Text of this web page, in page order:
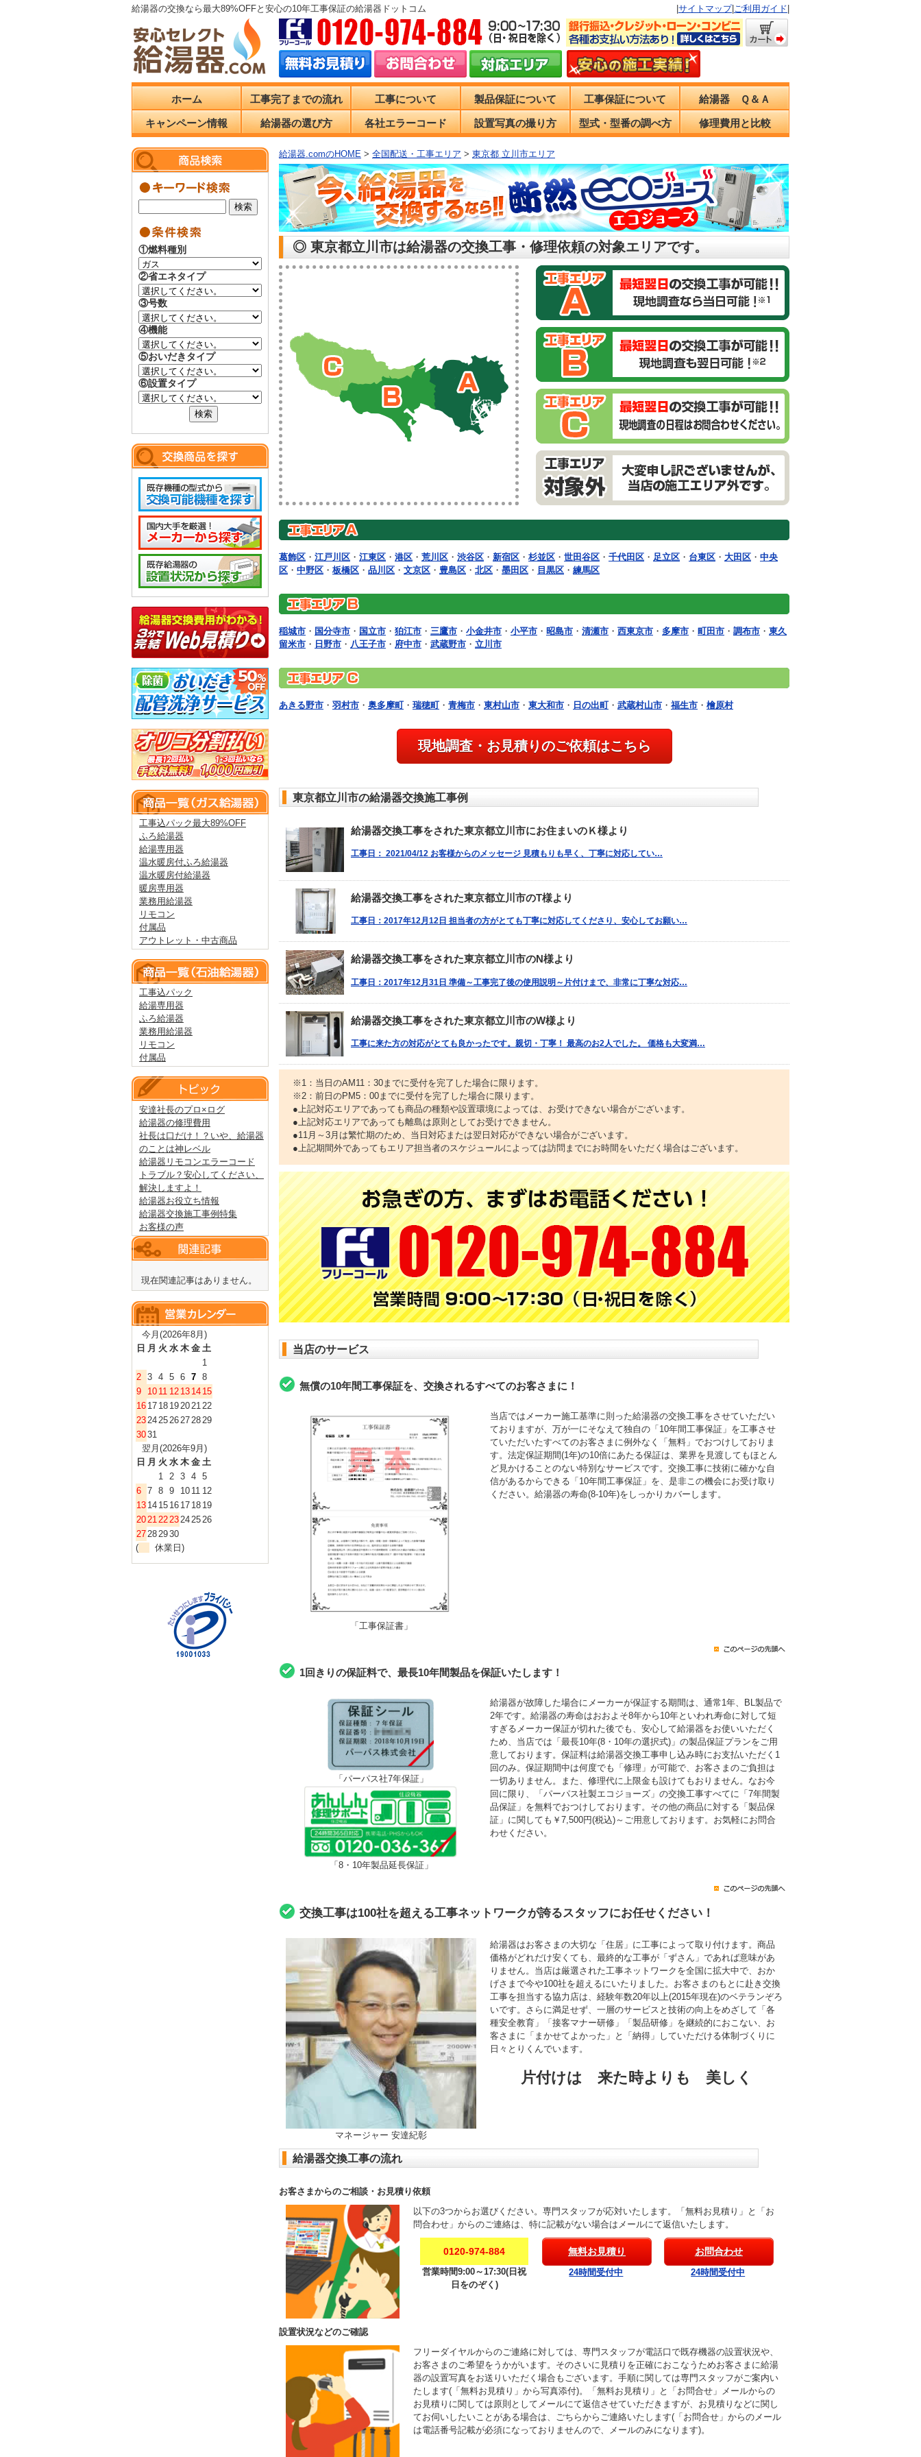
給湯器の交換なら最大89%OFFと安心の10年工事保証の給湯器ドットコム サイトマップ| ご利用ガイド
ホーム 工事完了までの流れ 工事について 製品保証について 工事保証について 給湯器 Ｑ＆Ａ
キャンペーン情報 給湯器の選び方 各社エラーコード 設置写真の撮り方 型式・型番の調べ方 修理費用と比較
給湯器.comのHOME > 全国配送・工事エリア > 東京都 立川市エリア
◎ 東京都立川市は給湯器の交換工事・修理依頼の対象エリアです。
葛飾区 ・ 江戸川区 ・ 江東区 ・ 港区 ・ 荒川区 ・ 渋谷区 ・ 新宿区 ・ 杉並区 ・ 世田谷区 ・ 千代田区 ・ 足立区 ・ 台東区 ・ 大田区 ・ 中央
区 ・ 中野区 ・ 板橋区 ・ 品川区 ・ 文京区 ・ 豊島区 ・ 北区 ・ 墨田区 ・ 目黒区 ・ 練馬区
稲城市 ・ 国分寺市 ・ 国立市 ・ 狛江市 ・ 三鷹市 ・ 小金井市 ・ 小平市 ・ 昭島市 ・ 清瀬市 ・ 西東京市 ・ 多摩市 ・ 町田市 ・ 調布市 ・ 東久
留米市 ・ 日野市 ・ 八王子市 ・ 府中市 ・ 武蔵野市 ・ 立川市
あきる野市 ・ 羽村市 ・ 奥多摩町・ 瑞穂町・ 青梅市 ・ 東村山市 ・ 東大和市 ・ 日の出町・ 武蔵村山市 ・ 福生市 ・ 檜原村
現地調査・お見積りのご依頼はこちら
東京都立川市の給湯器交換施工事例
給湯器交換工事をされた東京都立川市にお住まいのＫ様より
工事日： 2021/04/12 お客様からのメッセージ 見積もりも早く、丁寧に対応してい…
給湯器交換工事をされた東京都立川市のT様より
工事日：2017年12月12日 担当者の方がとても丁寧に対応してくださり、安心してお願い…
給湯器交換工事をされた東京都立川市のN様より
工事日：2017年12月31日 準備～工事完了後の使用説明～片付けまで、非常に丁寧な対応…
給湯器交換工事をされた東京都立川市のW様より
工事に来た方の対応がとても良かったです。親切・丁寧！ 最高のお2人でした。 価格も大変満…
※1：当日のAM11：30までに受付を完了した場合に限ります。
※2：前日のPM5：00までに受付を完了した場合に限ります。
●上記対応エリアであっても商品の種類や設置環境によっては、お受けできない場合がございます。
●上記対応エリアであっても離島は原則としてお受けできません。
●11月～3月は繁忙期のため、当日対応または翌日対応ができない場合がございます。
●上記期間外であってもエリア担当者のスケジュールによっては訪問までにお時間をいただく場合はございます。
当店のサービス
無償の10年間工事保証を、交換されるすべてのお客さまに！
「工事保証書」
当店ではメーカー施工基準に則った給湯器の交換工事をさせていただい
ておりますが、万が一にそなえて独自の「10年間工事保証」を工事させ
ていただいたすべてのお客さまに例外なく「無料」でおつけしておりま
す。法定保証期間(1年)の10倍にあたる保証は、業界を見渡してもほとん
ど見かけることのない特別なサービスです。交換工事に技術に確かな自
信があるからできる「10年間工事保証」を、是非この機会にお受け取り
ください。給湯器の寿命(8-10年)をしっかりカバーします。
1回きりの保証料で、最長10年間製品を保証いたします！
「パーパス社7年保証」
「8・10年製品延長保証」
給湯器が故障した場合にメーカーが保証する期間は、通常1年、BL製品で
2年です。給湯器の寿命はおおよそ8年から10年といわれ寿命に対して短
すぎるメーカー保証が切れた後でも、安心して給湯器をお使いいただく
ため、当店では「最長10年(8・10年の選択式)」の製品保証プランをご用
意しております。保証料は給湯器交換工事申し込み時にお支払いただく1
回のみ。保証期間中は何度でも「修理」が可能で、お客さまのご負担は
一切ありません。また、修理代に上限金も設けてもおりません。なお今
回に限り、「パーパス社製エコジョーズ」の交換工事すべてに「7年間製
品保証」を無料でおつけしております。その他の商品に対する「製品保
証」に関しても￥7,500円(税込)～ご用意しております。お気軽にお問合
わせください。
交換工事は100社を超える工事ネットワークが誇るスタッフにお任せください！
マネージャー 安達紀彰
給湯器はお客さまの大切な「住居」に工事によって取り付けます。商品
価格がどれだけ安くても、最終的な工事が「ずさん」であれば意味があ
りません。当店は厳選された工事ネットワークを全国に拡大中で、おか
げさまで今や100社を超えるにいたりました。お客さまのもとに赴き交換
工事を担当する協力店は、経験年数20年以上(2015年現在)のベテランぞろ
いです。さらに満足せず、一層のサービスと技術の向上をめざして「各
種安全教育」「接客マナー研修」「製品研修」を継続的におこない、お
客さまに「まかせてよかった」と「納得」していただける体制づくりに
日々とりくんでいます。
片付けは 来た時よりも 美しく
給湯器交換工事の流れ
お客さまからのご相談・お見積り依頼
以下の3つからお選びください。専門スタッフが応対いたします。「無料お見積り」と「お
問合わせ」からのご連絡は、特に記載がない場合はメールにて返信いたします。
0120-974-884
営業時間9:00～17:30(日祝
日をのぞく)
無料お見積り
24時間受付中
お問合わせ
24時間受付中
設置状況などのご確認
フリーダイヤルからのご連絡に対しては、専門スタッフが電話口で既存機器の設置状況や、
お客さまのご希望をうかがいます。そのさいに見積りを正確におこなうためお客さまに給湯
器の設置写真をお送りいただく場合もございます。手順に関しては専門スタッフがご案内い
たします(「無料お見積り」から写真添付)。「無料お見積り」と「お問合せ」メールからの
お見積りに関しては原則としてメールにて返信させていただきますが、お見積りなどに関し
てお伺いしたいことがある場合は、ごちらからご連絡いたします(「お問合せ」からのメール
は電話番号記載が必須になっておりませんので、メールのみになります)。
①燃料種別
②省エネタイプ
③号数
④機能
⑤おいだきタイプ
⑥設置タイプ
工事込パック最大89%OFF
ふろ給湯器
給湯専用器
温水暖房付ふろ給湯器
温水暖房付給湯器
暖房専用器
業務用給湯器
リモコン
付属品
アウトレット・中古商品
工事込パック
給湯専用器
ふろ給湯器
業務用給湯器
リモコン
付属品
安達社長のプロ×ログ
給湯器の修理費用
社長は口だけ！？いや、給湯器
のことは神レベル
給湯器リモコンエラーコード
トラブル？安心してください、
解決しますよ！
給湯器お役立ち情報
給湯器交換施工事例特集
お客様の声
現在関連記事はありません。
今月(2026年8月)
日 月 火 水 木 金 土
1
2 3 4 5 6 7 8
9
10 11 12 13 14 15
16 17 18 19202122
23242526272829
3031
翌月(2026年9月)
日 月 火 水 木 金 土
1 2 3 4 5
6 7 8 9 10 11 12
13 14 15 16 17 18 19
20212223242526
27282930
(
休業日)